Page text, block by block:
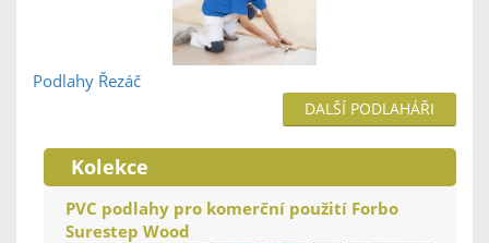
Podlahy Řezáč
DALŠÍ PODLAHÁŘI
Kolekce
PVC podlahy pro komerční použití Forbo
Surestep Wood